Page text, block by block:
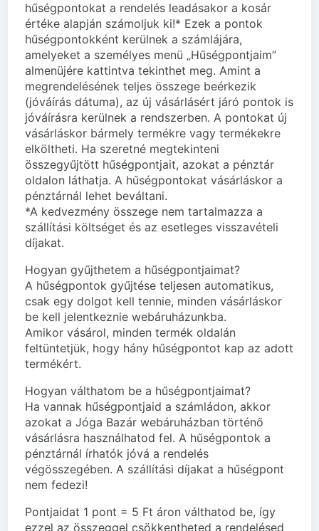
hűségpontokat a rendelés leadásakor a kosár
értéke alapján számoljuk ki!* Ezek a pontok
hűségpontokként kerülnek a számlájára,
amelyeket a személyes menü „Hűségpontjaim”
almenüjére kattintva tekinthet meg. Amint a
megrendelésének teljes összege beérkezik
(jóváírás dátuma), az új vásárlásért járó pontok is
jóváírásra kerülnek a rendszerben. A pontokat új
vásárláskor bármely termékre vagy termékekre
elköltheti. Ha szeretné megtekinteni
összegyűjtött hűségpontjait, azokat a pénztár
oldalon láthatja. A hűségpontokat vásárláskor a
pénztárnál lehet beváltani.
*A kedvezmény összege nem tartalmazza a
szállítási költséget és az esetleges visszavételi
díjakat.
Hogyan gyűjthetem a hűségpontjaimat?
A hűségpontok gyűjtése teljesen automatikus,
csak egy dolgot kell tennie, minden vásárláskor
be kell jelentkeznie webáruházunkba.
Amikor vásárol, minden termék oldalán
feltüntetjük, hogy hány hűségpontot kap az adott
termékért.
Hogyan válthatom be a hűségpontjaimat?
Ha vannak hűségpontjaid a számládon, akkor
azokat a Jóga Bazár webáruházban történő
vásárlásra használhatod fel. A hűségpontok a
pénztárnál írhatók jóvá a rendelés
végösszegében. A szállítási díjakat a hűségpont
nem fedezi!
Pontjaidat 1 pont = 5 Ft áron válthatod be, így
ezzel az összeggel csökkentheted a rendelésed